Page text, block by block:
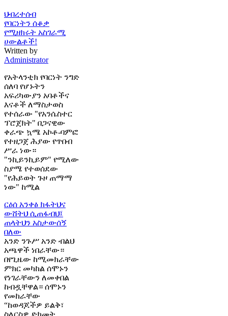
ህብረተሰብ
የባርነትን ሰቆቃ
የሚዘክሩት አስገራሚ
ሀውልቶች!
Written by
Administrator
የአትላንቲክ የባርነት ንግድ
ሰለባ የሆኑትን
አፍሪካውያን አባቶችና
እናቶች ለማስታወስ
የተሰራው "የአንሴስተር
ፕሮጀክት" በጋናዊው
ቀራጭ ኳሜ አኮቶ-ባምፎ
የተዘጋጀ ሕያው የጥበብ
ሥራ ነው።
"ንኪይንኪይም" የሚለው
ስያሜ የተወሰደው
"የሕይወት ጉዞ ጠማማ
ነው" ከሚል
ርዕሰ አንቀፅ ክፋትህና
ውሸትህ ሲጠፋብህ፤
ጠላትህን አስታውሰኝ
በለው
አንድ ንጉሥ አንድ ብልህ
አጫዋች ነበራቸው።
በየጊዜው ከሚመክራቸው
ምክር መካከል ሰሞኑን
የነገራቸውን ለመቀበል
ከብዷቸዋል። ሰሞኑን
የመከራቸው
“ከወዳጆችዎ ይልቅ፣